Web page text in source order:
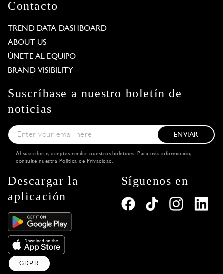
Contacto
TREND DATA DASHBOARD
ABOUT US
ÚNETE AL EQUIPO
BRAND VISIBILITY
Suscríbase a nuestro boletín de
noticias
ENVIAR
Al suscribirte, aceptas recibir nuestros boletines. Para más información,
consulte nuestra Política de Privacidad .
Descargar la
aplicación
Síguenos en
GDPR